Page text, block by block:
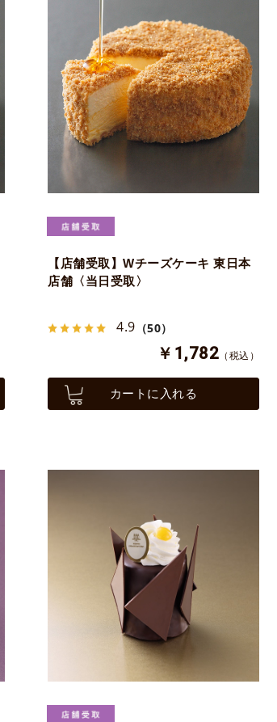
【店舗受取】Wチーズケーキ 東日本
店舗〈当日受取〉
4.9 （50）
￥1,782 （税込）
カートに入れる